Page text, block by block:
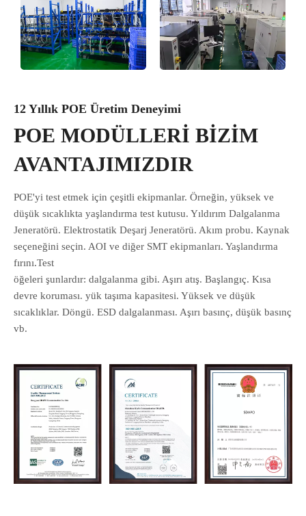
12 Yıllık POE Üretim Deneyimi
POE MODÜLLERİ BİZİM
AVANTAJIMIZDIR
POE'yi test etmek için çeşitli ekipmanlar. Örneğin, yüksek ve
düşük sıcaklıkta yaşlandırma test kutusu. Yıldırım Dalgalanma
Jeneratörü. Elektrostatik Deşarj Jeneratörü. Akım probu. Kaynak
seçeneğini seçin. AOI ve diğer SMT ekipmanları. Yaşlandırma
fırını.Test
öğeleri şunlardır: dalgalanma gibi. Aşırı atış. Başlangıç. Kısa
devre koruması. yük taşıma kapasitesi. Yüksek ve düşük
sıcaklıklar. Döngü. ESD dalgalanması. Aşırı basınç, düşük basınç
vb.